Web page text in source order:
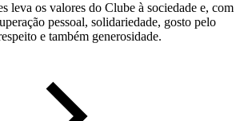
leva os valores do Clube à sociedade e, com
pessoal, solidariedade, gosto pelo
e também generosidade.